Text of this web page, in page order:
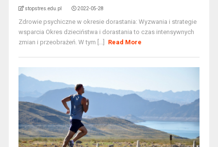
stopstres.edu.pl 2022-05-28
Zdrowie psychiczne w okresie dorastania: Wyzwania i strategie
wsparcia Okres dzieciństwa i dorastania to czas intensywnych
zmian i przeobrażeń. W tym [...]
Read More